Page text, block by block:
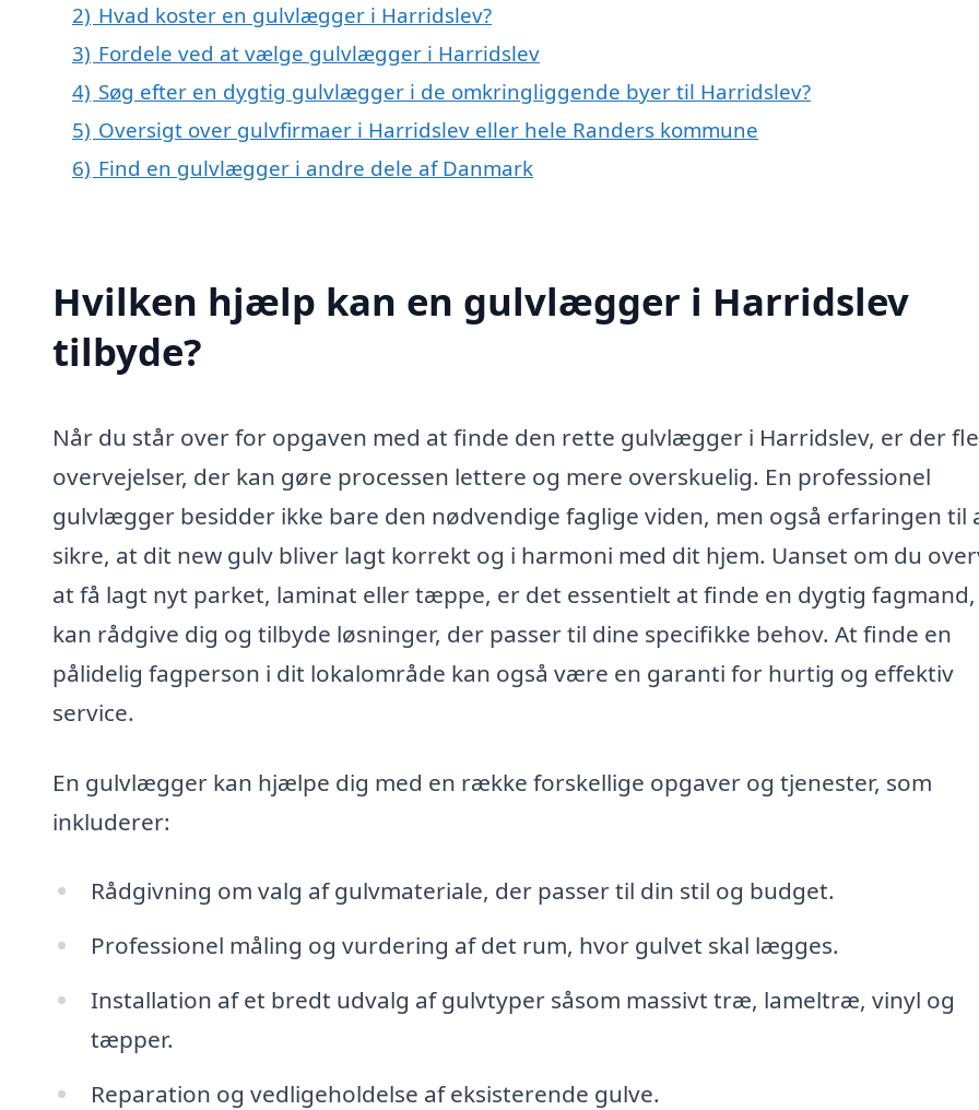
2) Hvad koster en gulvlægger i Harridslev?
3) Fordele ved at vælge gulvlægger i Harridslev
4) Søg efter en dygtig gulvlægger i de omkringliggende byer til Harridslev?
5) Oversigt over gulvfirmaer i Harridslev eller hele Randers kommune
6) Find en gulvlægger i andre dele af Danmark
Hvilken hjælp kan en gulvlægger i Harridslev
tilbyde?
Når du står over for opgaven med at finde den rette gulvlægger i Harridslev, er der
overvejelser, der kan gøre processen lettere og mere overskuelig. En professionel
gulvlægger besidder ikke bare den nødvendige faglige viden, men også erfaringen til
sikre, at dit new gulv bliver lagt korrekt og i harmoni med dit hjem. Uanset om du
at få lagt nyt parket, laminat eller tæppe, er det essentielt at finde en dygtig
kan rådgive dig og tilbyde løsninger, der passer til dine specifikke behov. At finde en
pålidelig fagperson i dit lokalområde kan også være en garanti for hurtig og effektiv
service.
En gulvlægger kan hjælpe dig med en række forskellige opgaver og tjenester, som
inkluderer:
Rådgivning om valg af gulvmateriale, der passer til din stil og budget.
Professionel måling og vurdering af det rum, hvor gulvet skal lægges.
Installation af et bredt udvalg af gulvtyper såsom massivt træ, lameltræ, vinyl og
tæpper.
Reparation og vedligeholdelse af eksisterende gulve.